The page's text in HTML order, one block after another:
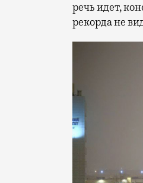
речь идет,
рекорда не